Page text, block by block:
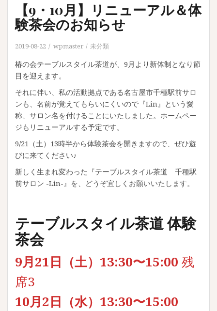
【9・10月】リニューアル＆体
験茶会のお知らせ
2019-08-22 wpmaster 未分類
椿の会テーブルスタイル茶道が、9月より新体制となり節
目を迎えます。
それに伴い、私の活動拠点である名古屋市千種駅前サロ
ンも、名前が覚えてもらいにくいので『Lin』という愛
称、サロン名を付けることにいたしました。ホームペー
ジもリニューアルする予定です。
9/21（土）13時半から体験茶会を開きますので、ぜひ遊
びに来てください♪
新しく生まれ変わった『テーブルスタイル茶道 千種駅
前サロン -Lin-』を、どうぞ宜しくお願いいたします。
テーブルスタイル茶道 体験
茶会
9月21日（土）13:30〜15:00 残
席3
10月2日（水）13:30〜15:00